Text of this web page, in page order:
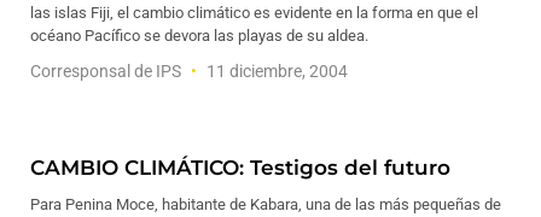
las islas Fiji, el cambio climático es evidente en la forma en que el
océano Pacífico se devora las playas de su aldea.
Corresponsal de IPS 11 diciembre, 2004
CAMBIO CLIMÁTICO: Testigos del futuro
Para Penina Moce, habitante de Kabara, una de las más pequeñas de